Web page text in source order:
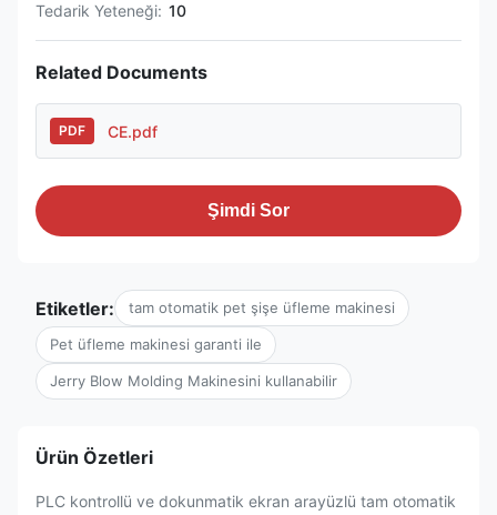
Tedarik Yeteneği: 10
Related Documents
PDF CE.pdf
Şimdi Sor
Etiketler: tam otomatik pet şişe üfleme makinesi
Pet üfleme makinesi garanti ile
Jerry Blow Molding Makinesini kullanabilir
Ürün Özetleri
PLC kontrollü ve dokunmatik ekran arayüzlü tam otomatik